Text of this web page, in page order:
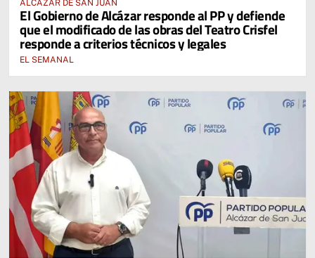
ALCÁZAR DE SAN JUAN
El Gobierno de Alcázar responde al PP y defiende
que el modificado de las obras del Teatro Crisfel
responde a criterios técnicos y legales
EL SEMANAL